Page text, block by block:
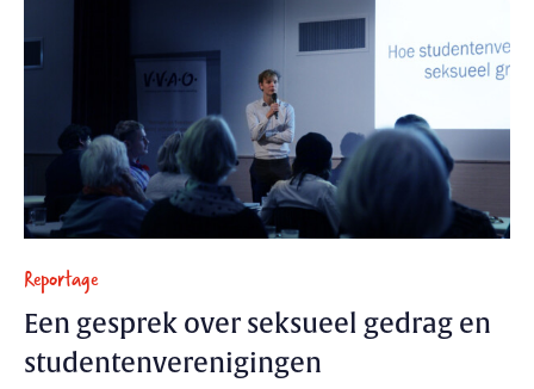
Reportage
Een gesprek over seksueel gedrag en
studentenverenigingen